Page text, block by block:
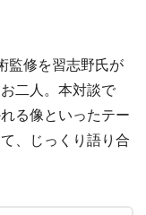
監修を習志野氏が
二人。本対談で
る像といったテー
、じっくり語り合